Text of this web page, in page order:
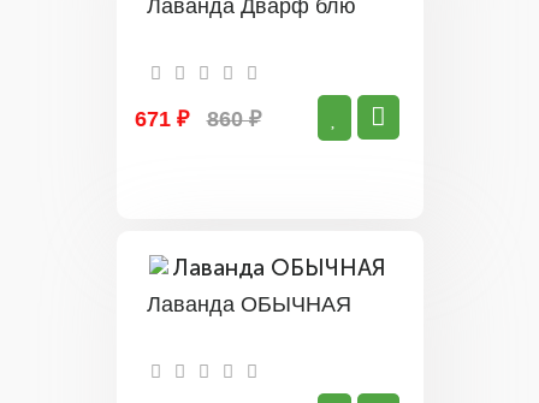
Лаванда Дварф блю
671 ₽ 860 ₽
Лаванда ОБЫЧНАЯ